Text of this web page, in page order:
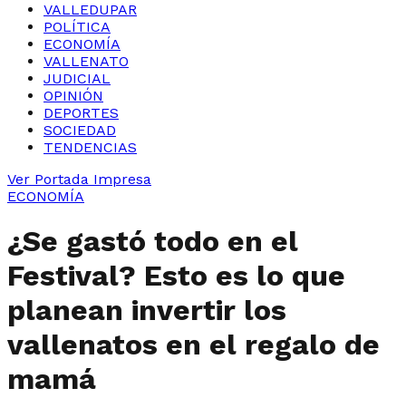
VALLEDUPAR
POLÍTICA
ECONOMÍA
VALLENATO
JUDICIAL
OPINIÓN
DEPORTES
SOCIEDAD
TENDENCIAS
Ver Portada Impresa
ECONOMÍA
¿Se gastó todo en el
Festival? Esto es lo que
planean invertir los
vallenatos en el regalo de
mamá